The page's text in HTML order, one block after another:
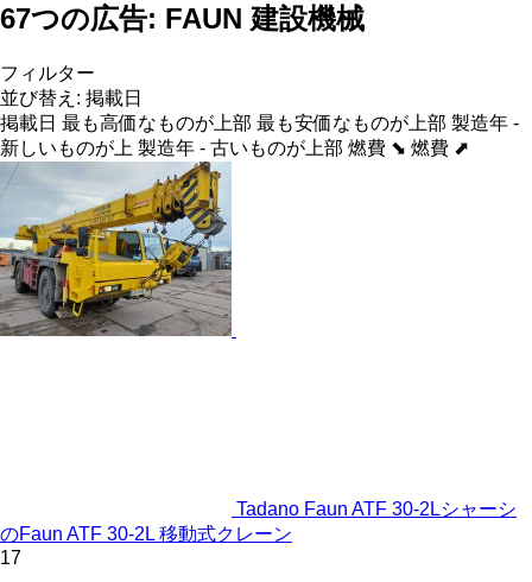
67つの広告: FAUN 建設機械
フィルター
並び替え : 掲載日
掲載日 最も高価なものが上部 最も安価なものが上部 製造年 -
新しいものが上 製造年 - 古いものが上部 燃費 ⬊ 燃費 ⬈
Tadano Faun ATF 30-2Lシャーシ
のFaun ATF 30-2L 移動式クレーン
17